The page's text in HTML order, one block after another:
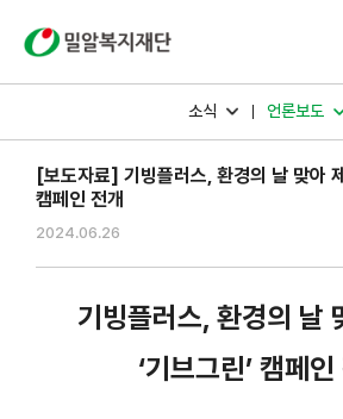
소식 언론보도
[보도자료] 기빙플러스, 환경의 날 맞아
캠페인 전개
2024.06.26
기빙플러스, 환경의 날
‘기브그린’ 캠페인